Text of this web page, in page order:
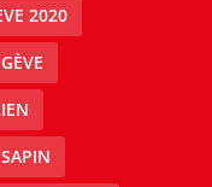
2020
SAPIN